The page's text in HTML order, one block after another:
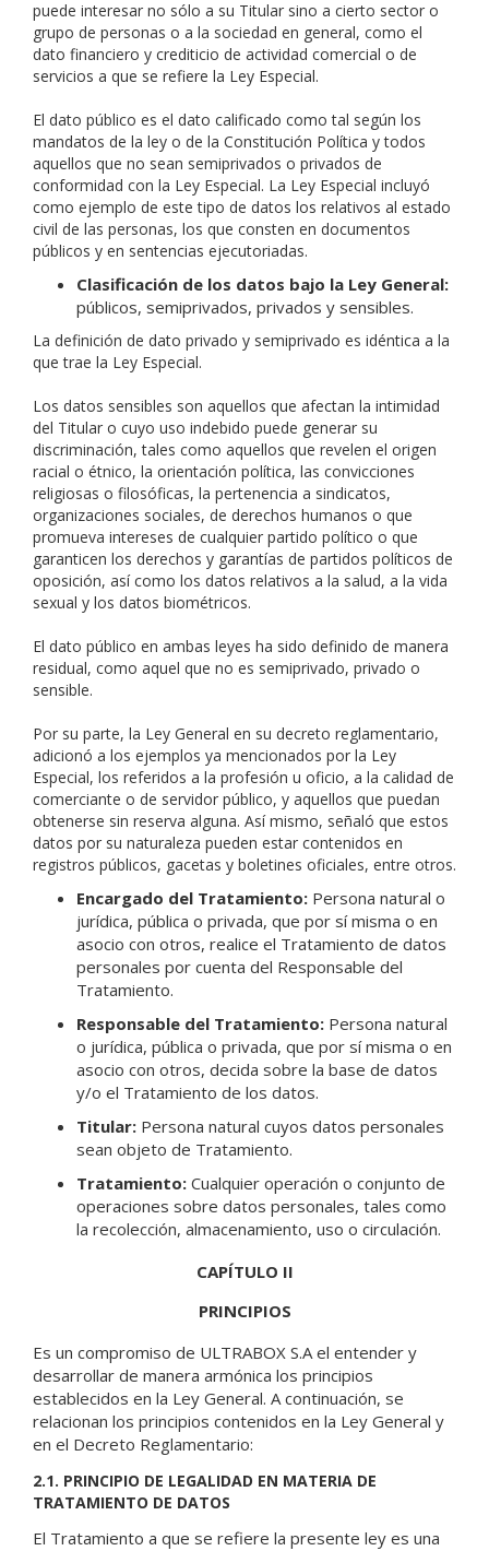
puede interesar no sólo a su Titular sino a cierto sector o
grupo de personas o a la sociedad en general, como el
dato financiero y crediticio de actividad comercial o de
servicios a que se refiere la Ley Especial.
El dato público es el dato calificado como tal según los
mandatos de la ley o de la Constitución Política y todos
aquellos que no sean semiprivados o privados de
conformidad con la Ley Especial. La Ley Especial incluyó
como ejemplo de este tipo de datos los relativos al estado
civil de las personas, los que consten en documentos
públicos y en sentencias ejecutoriadas.
Clasificación de los datos bajo la Ley General:
públicos, semiprivados, privados y sensibles.
La definición de dato privado y semiprivado es idéntica a la
que trae la Ley Especial.
Los datos sensibles son aquellos que afectan la intimidad
del Titular o cuyo uso indebido puede generar su
discriminación, tales como aquellos que revelen el origen
racial o étnico, la orientación política, las convicciones
religiosas o filosóficas, la pertenencia a sindicatos,
organizaciones sociales, de derechos humanos o que
promueva intereses de cualquier partido político o que
garanticen los derechos y garantías de partidos políticos de
oposición, así como los datos relativos a la salud, a la vida
sexual y los datos biométricos.
El dato público en ambas leyes ha sido definido de manera
residual, como aquel que no es semiprivado, privado o
sensible.
Por su parte, la Ley General en su decreto reglamentario,
adicionó a los ejemplos ya mencionados por la Ley
Especial, los referidos a la profesión u oficio, a la calidad de
comerciante o de servidor público, y aquellos que puedan
obtenerse sin reserva alguna. Así mismo, señaló que estos
datos por su naturaleza pueden estar contenidos en
registros públicos, gacetas y boletines oficiales, entre otros.
Encargado del Tratamiento: Persona natural o
jurídica, pública o privada, que por sí misma o en
asocio con otros, realice el Tratamiento de datos
personales por cuenta del Responsable del
Tratamiento.
Responsable del Tratamiento: Persona natural
o jurídica, pública o privada, que por sí misma o en
asocio con otros, decida sobre la base de datos
y/o el Tratamiento de los datos.
Titular: Persona natural cuyos datos personales
sean objeto de Tratamiento.
Tratamiento: Cualquier operación o conjunto de
operaciones sobre datos personales, tales como
la recolección, almacenamiento, uso o circulación.
CAPÍTULO II
PRINCIPIOS
Es un compromiso de ULTRABOX S.A el entender y
desarrollar de manera armónica los principios
establecidos en la Ley General. A continuación, se
relacionan los principios contenidos en la Ley General y
en el Decreto Reglamentario:
2.1. PRINCIPIO DE LEGALIDAD EN MATERIA DE
TRATAMIENTO DE DATOS
El Tratamiento a que se refiere la presente ley es una